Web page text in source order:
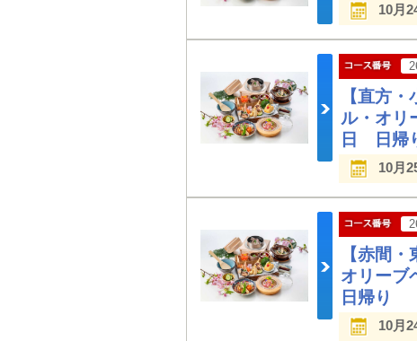
10月
【直方
ル・オリ
日 日帰
10月
【赤間
オリーブ
日帰り
10月